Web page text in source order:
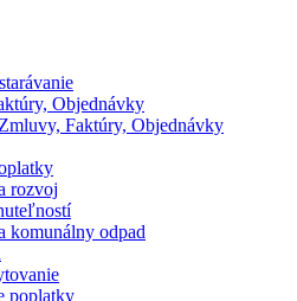
Objednávky
Faktúry, Objednávky
rozvoj
komunálny odpad
poplatky